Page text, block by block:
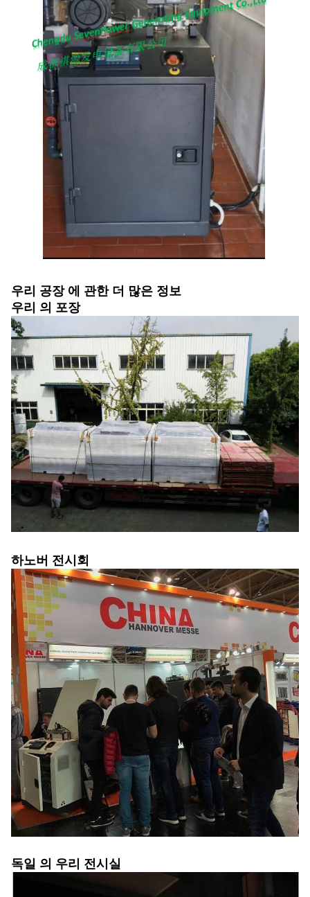
우리 공장 에 관한 더 많은 정보
우리 의 포장
하노버 전시회
독일 의 우리 전시실